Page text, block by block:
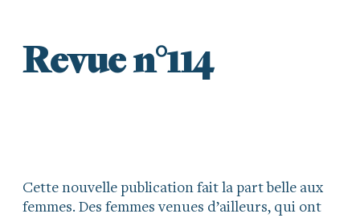
Revue n°114
Cette nouvelle publication fait la part belle aux
femmes. Des femmes venues d’ailleurs, qui ont